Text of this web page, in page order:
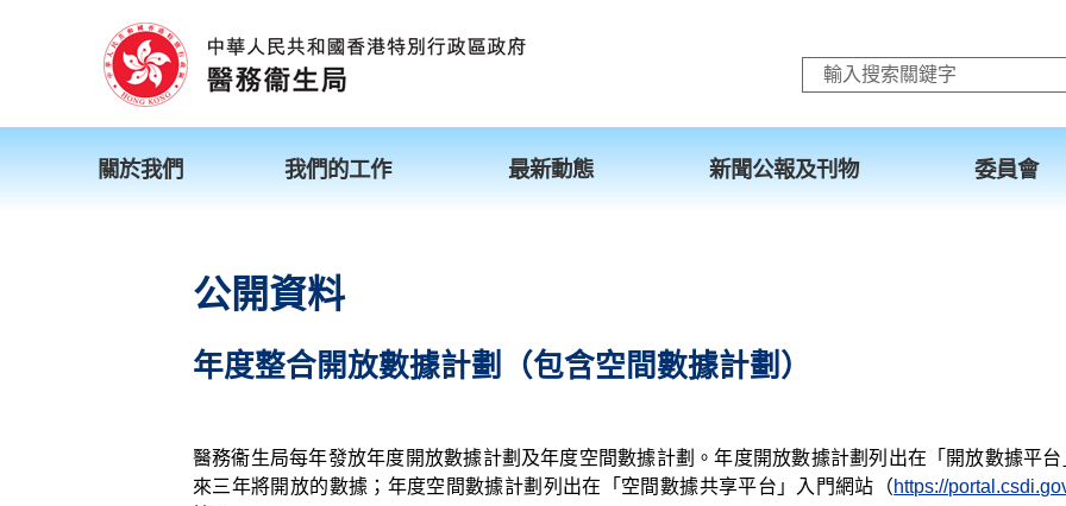
關於我們 我們的工作 最新動態 新聞公報及刊物 委員會
公開資料
年度整合開放數據計劃（包含空間數據計劃）
醫務衞生局每年發放年度開放數據計劃及年度空間數據計劃。年度開放數據計劃列出在「開放數據平台
來三年將開放的數據；年度空間數據計劃列出在「空間數據共享平台」入門網站（https://